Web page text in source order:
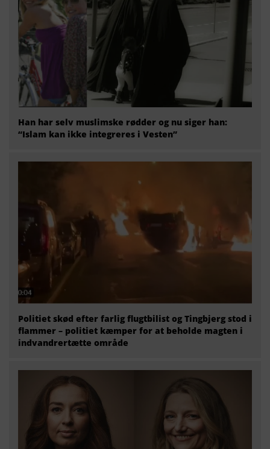
Han har selv muslimske rødder og nu siger han:
“Islam kan ikke integreres i Vesten”
Politiet skød efter farlig flugtbilist og Tingbjerg stod i
flammer – politiet kæmper for at beholde magten i
indvandrertætte område